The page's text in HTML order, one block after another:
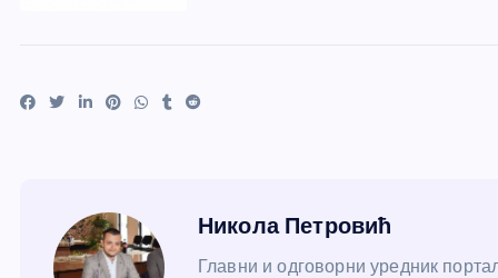
Никола Петровић
Главни и одговорни уредник